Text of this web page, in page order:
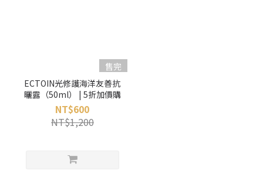
售完
ECTOIN光修護海洋友善抗
曬露（50ml） | 5折加價購
NT$600
NT$1,200